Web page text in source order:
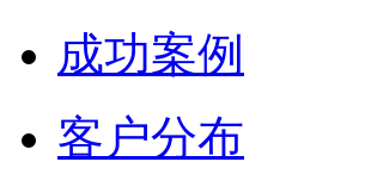
成功案例
客户分布